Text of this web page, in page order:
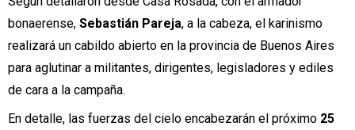
bonaerense, Sebastián Pareja, a la cabeza, el karinismo
realizará un cabildo abierto en la provincia de Buenos Aires
para aglutinar a militantes, dirigentes, legisladores y ediles
de cara a la campaña.
En detalle, las fuerzas del cielo encabezarán el próximo 25